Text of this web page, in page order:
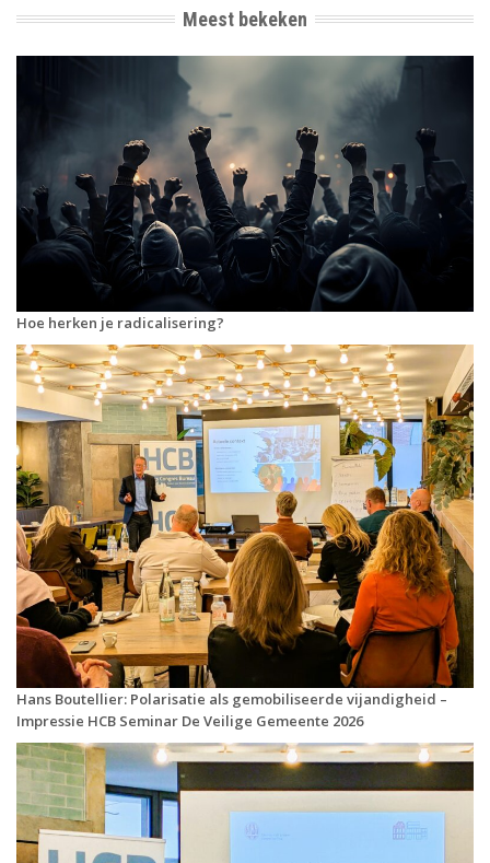
Meest bekeken
Hoe herken je radicalisering?
Hans Boutellier: Polarisatie als gemobiliseerde vijandigheid –
Impressie HCB Seminar De Veilige Gemeente 2026